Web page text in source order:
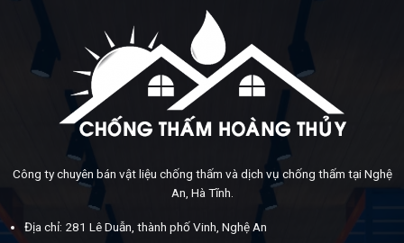
Công ty chuyên bán vật liệu chống thấm và dịch vụ chống thấm tại Nghệ
An, Hà Tĩnh.
Địa chỉ: 281 Lê Duẫn, thành phố Vinh, Nghệ An